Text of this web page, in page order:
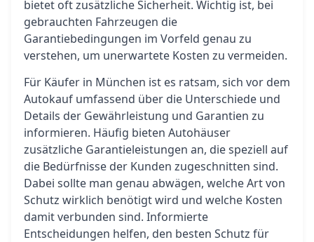
bietet oft zusätzliche Sicherheit. Wichtig ist, bei
gebrauchten Fahrzeugen die
Garantiebedingungen im Vorfeld genau zu
verstehen, um unerwartete Kosten zu vermeiden.
Für Käufer in München ist es ratsam, sich vor dem
Autokauf umfassend über die Unterschiede und
Details der Gewährleistung und Garantien zu
informieren. Häufig bieten Autohäuser
zusätzliche Garantieleistungen an, die speziell auf
die Bedürfnisse der Kunden zugeschnitten sind.
Dabei sollte man genau abwägen, welche Art von
Schutz wirklich benötigt wird und welche Kosten
damit verbunden sind. Informierte
Entscheidungen helfen, den besten Schutz für